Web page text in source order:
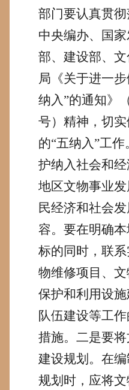
部门要认真贯彻
中央编办、国
部、建设部、
局《关于进一
纳入”的通知》
号）精神，切
的“五纳入”工作
护纳入社会和
地区文物事业
民经济和社会
容。要在明确
标的同时，联
物维修项目、
保护和利用设
队伍建设等工
措施。 二是要
建设规划。 在
规划时，应将